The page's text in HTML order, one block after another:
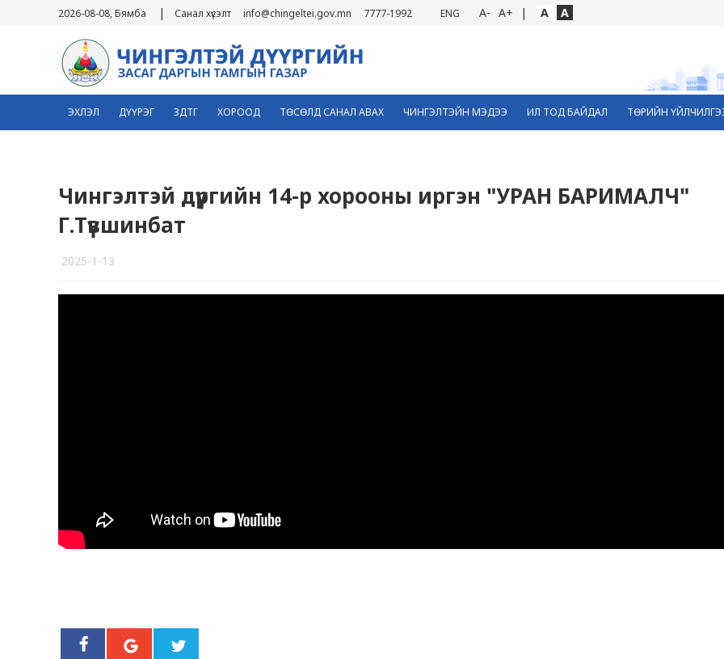
2026-08-08, Бямба | Санал хүсэлт info@chingeltei.gov.mn 7777-1992 ENG A- A+ | A A
ЭХЛЭЛ ДҮҮРЭГ ЗДТГ ХОРООД ТӨСӨЛД САНАЛ АВАХ ЧИНГЭЛТЭЙН МЭДЭЭ ИЛ ТОД БАЙДАЛ ТӨРИЙН
Чингэлтэй дүүргийн 14-р хорооны иргэн "УРАН БАРИМАЛЧ"
Г.Түвшинбат
2025-1-13